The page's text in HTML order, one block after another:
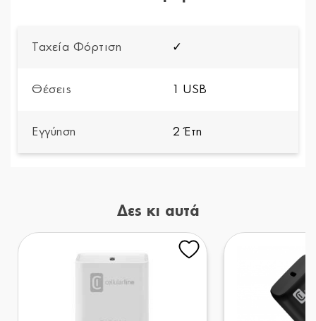
Ταχεία Φόρτιση ✓
Θέσεις 1 USB
Εγγύηση 2 Έτη
Δες κι αυτά